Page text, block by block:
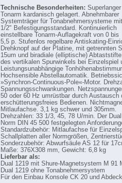
Technische Besonderheiten: Superlanger
Tonarm kardanisch gelagert. Abnehmbarer
Systemträger für Tonabnehmersysteme mit
1/2" Befestigungsstandard. Kontinuierlich
einstellbare Tonarm-Auflagekraft von 0 bis
5,5 p. Stufenlos regelbare Antiskating-
Drehknopf auf der Platine, mit getrennten
15um und biradiale (elliptische)
des vertikalen Spurwinkels bei Einzelspiel
Leistungsunabhängige
Hochsensible Abstellautomatik.
»Synchron-Continuous-Pole«-Motor.
Spannungsschwankungen.
50 oder 60 Hz umrüstbar durch
erschütterungsfreies Bedienen.
Mitlaufachse. 3,1 kg schwer und 305mm.
Drehzahlen: 33 1/3, 45, 78 U/min. Der
Norm DIN 45 500 festgelegten
Standardzubehör: Mitlaufachse für
Schallplatten aller Normgrößen,
Sonderzubehör: Abwurfsäule AS 12 für
Maße: 376X308 mm, Gewicht: 6,8 kg
Lieferbar als:
Dual 1219 mit Shure-Magnetsystem M 91
Dual 1219 ohne Tonabnehmersystem
Für den Einbau Konsole CK 20 und